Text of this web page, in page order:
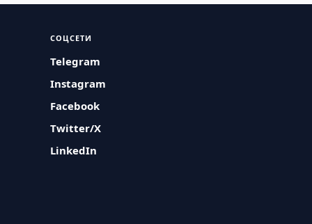
СОЦСЕТИ
Telegram
Instagram
Facebook
Twitter/X
LinkedIn